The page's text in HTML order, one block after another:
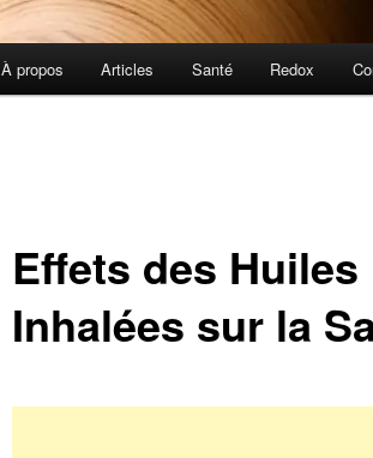
À propos Articles Santé Redox
Effets des
Inhalées sur la